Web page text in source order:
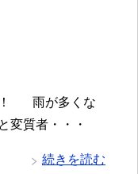
！ 雨が多くな
質者・・・
続きを読む